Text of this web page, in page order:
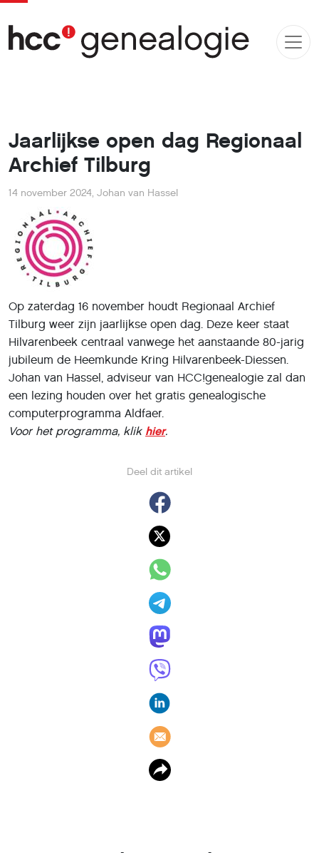
Jaarlijkse open dag Regionaal
Archief Tilburg
Deel dit artikel
14 november 2024, Johan van Hassel
Op zaterdag 16 november houdt Regionaal Archief
Tilburg weer zijn jaarlijkse open dag. Deze keer staat
Hilvarenbeek centraal vanwege het aanstaande 80-jarig
jubileum de Heemkunde Kring Hilvarenbeek-Diessen.
Johan van Hassel, adviseur van HCC!genealogie zal dan
een lezing houden over het gratis genealogische
computerprogramma Aldfaer.
Voor het programma, klik hier.